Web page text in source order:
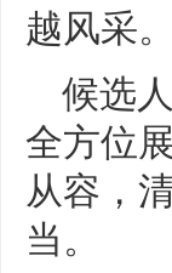
越风采。
候选
全方位
从容，
当。